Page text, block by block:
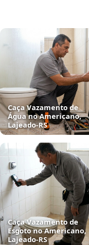
Caça Vazamento de
Água no Americano,
Lajeado‑RS
Caça Vazamento de
Esgoto no Americano,
Lajeado‑RS